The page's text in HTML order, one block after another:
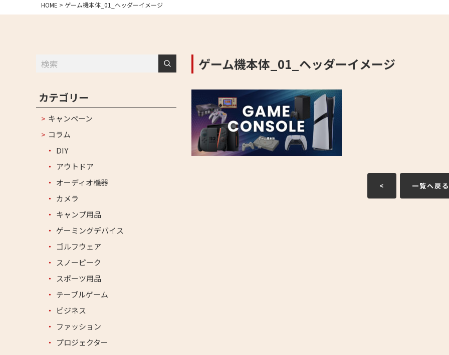
HOME > ゲーム機本体_01_ヘッダーイメージ
ゲーム機本体_01_ヘッダーイメージ
< 一覧へ戻る
カテゴリー
キャンペーン
コラム
DIY
アウトドア
オーディオ機器
カメラ
キャンプ用品
ゲーミングデバイス
ゴルフウェア
スノーピーク
スポーツ用品
テーブルゲーム
ビジネス
ファッション
プロジェクター